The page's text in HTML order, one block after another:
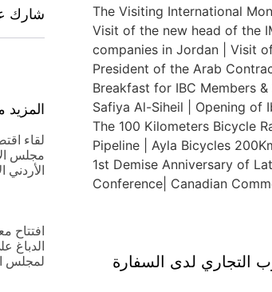
التجاري لدى السفارة
شارك
لقاء
مجلس
الأردني
افتتاح
الدباغ
لمجلس